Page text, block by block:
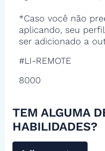
*Caso você não
aplicando, seu
ser adicionado a
#LI-REMOTE
8000
TEM ALGUMA
HABILIDADES?